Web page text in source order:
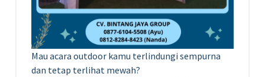
Mau acara outdoor kamu terlindungi sempurna
dan tetap terlihat mewah?